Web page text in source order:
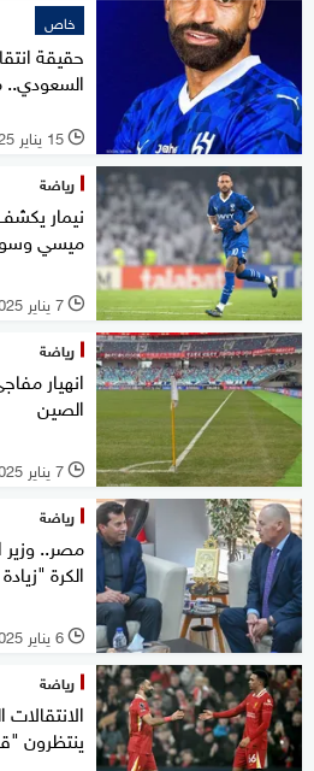
خاص
حقيقة
l 15 يناير 2025
رياضة
نيمار
ميسي
l 7 يناير 2025
رياضة
انهيار
الصين
l 7 يناير 2025
رياضة
مصر.. وزير
الكرة
l 6 يناير 2025
رياضة
ينتظرون